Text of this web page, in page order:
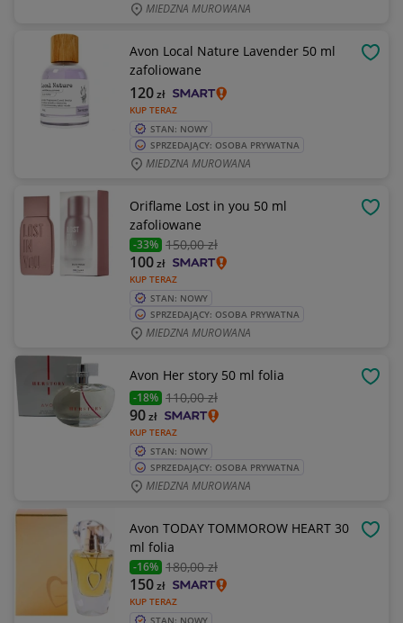
MIEDZNA MUROWANA
Avon Local Nature Lavender 50 ml
zafoliowane
KUP TERAZ
120zł
STAN: NOWY
SPRZEDAJĄCY: OSOBA PRYWATNA
MIEDZNA MUROWANA
Oriflame Lost in you 50 ml
zafoliowane
-33% 150,00 zł
KUP TERAZ
100zł
STAN: NOWY
SPRZEDAJĄCY: OSOBA PRYWATNA
MIEDZNA MUROWANA
Avon Her story 50 ml folia
-18% 110,00 zł
KUP TERAZ
90zł
STAN: NOWY
SPRZEDAJĄCY: OSOBA PRYWATNA
MIEDZNA MUROWANA
Avon TODAY TOMMOROW HEART 30
ml folia
-16% 180,00 zł
KUP TERAZ
150zł
STAN: NOWY